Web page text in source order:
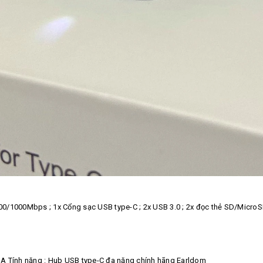
1000Mbps ; 1x Cổng sạc USB type-C ; 2x USB 3.0 ; 2x đọc thẻ SD/
Tính năng : Hub USB type-C đa năng chính hãng Earldom